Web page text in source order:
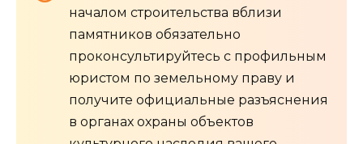
началом строительства вблизи
памятников обязательно
проконсультируйтесь с профильным
юристом по земельному праву и
получите официальные разъяснения
в органах охраны объектов